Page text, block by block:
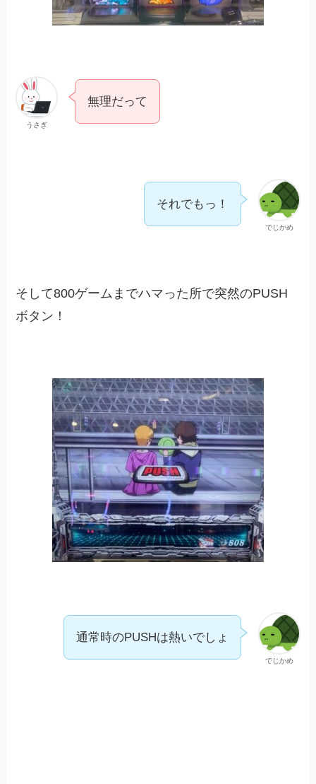
うさぎ
無理だって
でじかめ
それでもっ！
そして800ゲームまでハマった所で突然のPUSH
ボタン！
でじかめ
通常時のPUSHは熱いでしょ